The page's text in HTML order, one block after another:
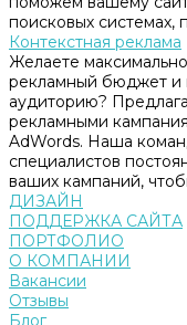
поисковых системах,
Контекстная реклама
Желаете
рекламный бюджет и
аудиторию?
рекламными
AdWords. Наша
специалистов
ваших кампаний,
ДИЗАЙН
ПОДДЕРЖКА САЙТА
ПОРТФОЛИО
О КОМПАНИИ
Вакансии
Отзывы
Блог